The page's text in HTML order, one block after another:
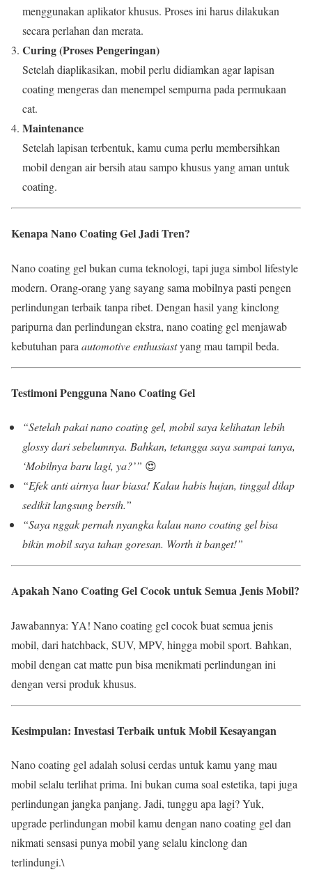
menggunakan aplikator khusus. Proses ini harus dilakukan
secara perlahan dan merata.
Curing (Proses Pengeringan)
Setelah diaplikasikan, mobil perlu didiamkan agar lapisan
coating mengeras dan menempel sempurna pada permukaan
cat.
Maintenance
Setelah lapisan terbentuk, kamu cuma perlu membersihkan
mobil dengan air bersih atau sampo khusus yang aman untuk
coating.
Kenapa Nano Coating Gel Jadi Tren?
Nano coating gel bukan cuma teknologi, tapi juga simbol lifestyle
modern. Orang-orang yang sayang sama mobilnya pasti pengen
perlindungan terbaik tanpa ribet. Dengan hasil yang kinclong
paripurna dan perlindungan ekstra, nano coating gel menjawab
kebutuhan para automotive enthusiastyang mau tampil beda.
Testimoni Pengguna Nano Coating Gel
“Setelah pakai nano coating gel, mobil saya kelihatan lebih
glossy dari sebelumnya. Bahkan, tetangga saya sampai tanya,
‘Mobilnya baru lagi, ya?’” 😍
“Efek anti airnya luar biasa! Kalau habis hujan, tinggal dilap
sedikit langsung bersih.”
“Saya nggak pernah nyangka kalau nano coating gel bisa
bikin mobil saya tahan goresan. Worth it banget!”
Apakah Nano Coating Gel Cocok untuk Semua Jenis Mobil?
Jawabannya: YA! Nano coating gel cocok buat semua jenis
mobil, dari hatchback, SUV, MPV, hingga mobil sport. Bahkan,
mobil dengan cat matte pun bisa menikmati perlindungan ini
dengan versi produk khusus.
Kesimpulan: Investasi Terbaik untuk Mobil Kesayangan
Nano coating gel adalah solusi cerdas untuk kamu yang mau
mobil selalu terlihat prima. Ini bukan cuma soal estetika, tapi juga
perlindungan jangka panjang. Jadi, tunggu apa lagi? Yuk,
upgrade perlindungan mobil kamu dengan nano coating gel dan
nikmati sensasi punya mobil yang selalu kinclong dan
terlindungi.\